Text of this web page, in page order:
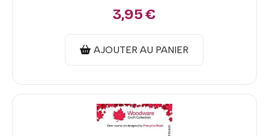
3,95€
AJOUTER AU PANIER